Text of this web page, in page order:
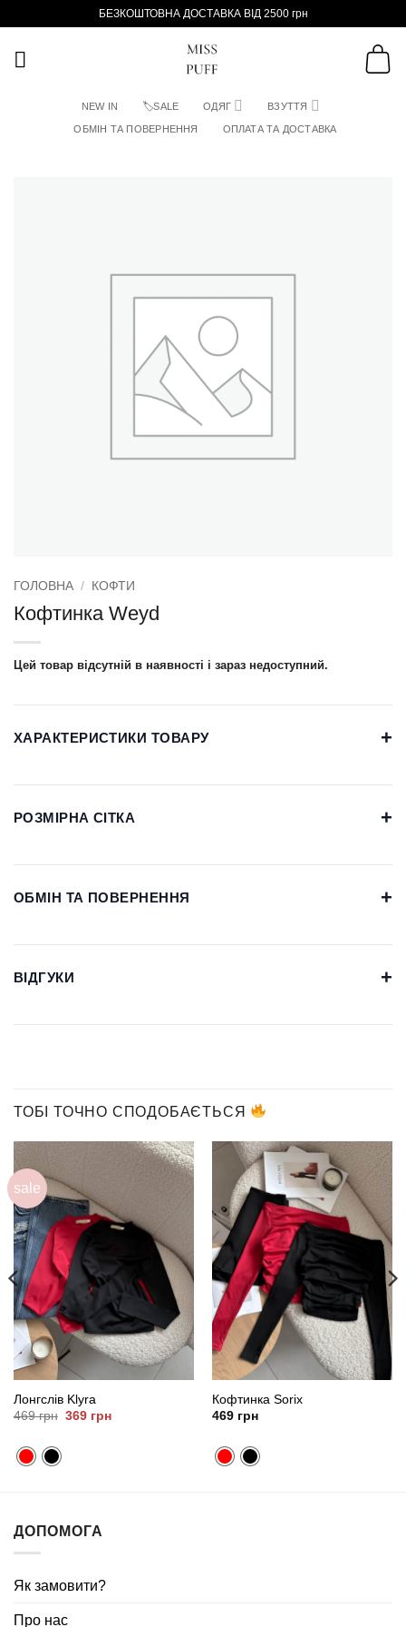
БЕЗКОШТОВНА ДОСТАВКА ВІД 2500 грн
NEW IN 🏷SALE ОДЯГ ВЗУТТЯ
ОБМІН ТА ПОВЕРНЕННЯ ОПЛАТА ТА ДОСТАВКА
ГОЛОВНА / КОФТИ
Кофтинка Weyd
Цей товар відсутній в наявності і зараз недоступний.
ХАРАКТЕРИСТИКИ ТОВАРУ +
РОЗМІРНА СІТКА +
ОБМІН ТА ПОВЕРНЕННЯ +
ВІДГУКИ +
ТОБІ ТОЧНО СПОДОБАЄТЬСЯ
sale
Лонгслів Klyra
469грн Оригінальна
369грнПоточна
Кофтинка Sorix
469грн
ДОПОМОГА
Як замовити?
Про нас